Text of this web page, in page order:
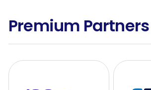
Premium Partners